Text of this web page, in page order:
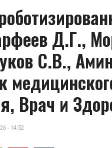
Д.Г.,
С.В.,
Врач и
- 14:52